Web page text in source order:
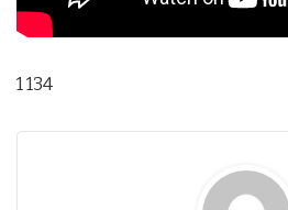
1 134